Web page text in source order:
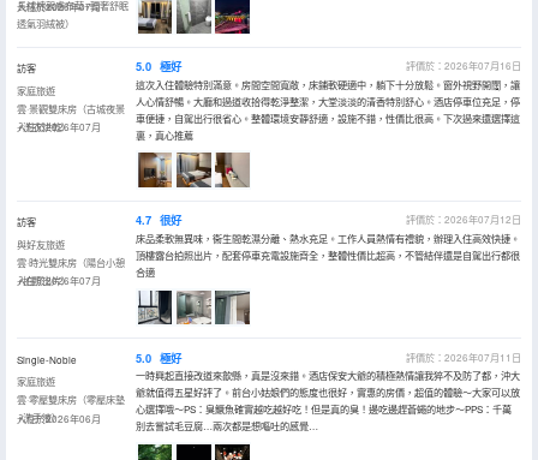
長絨棉親膚布草+輕奢舒眠
透氣羽絨被）
入住於2026年07月
訪客
家庭旅遊
雲·景觀雙床房（古城夜景
+洗衣烘乾）
入住於2026年07月
5.0 極好
評價於：2026年07月16日
這次入住體驗特別滿意。房間空間寬敞，床鋪軟硬適中，躺下十分放鬆。窗外視野開闊，讓
人心情舒暢。大廳和過道收拾得乾淨整潔，大堂淡淡的清香特別舒心。酒店停車位充足，停
車便捷，自駕出行很省心。整體環境安靜舒適，設施不錯，性價比很高。下次過來還選擇這
裏，真心推薦
訪客
與好友旅遊
雲·時光雙床房（陽台小憩
+拍照出片）
入住於2026年07月
4.7 很好
評價於：2026年07月12日
床品柔軟無異味，衞生間乾濕分離、熱水充足。工作人員熱情有禮貌，辦理入住高效快捷。
頂樓露台拍照出片，配套停車充電設施齊全，整體性價比超高，不管結伴還是自駕出行都很
合適
Single-Noble
家庭旅遊
雲·零壓雙床房（零壓床墊
+洗手液）
入住於2026年06月
5.0 極好
評價於：2026年07月11日
一時興起直接改道來歙縣，真是沒來錯。酒店保安大爺的積極熱情讓我猝不及防了都，沖大
爺就值得五星好評了。前台小姑娘們的態度也很好，實惠的房價，超值的體驗～大家可以放
心選擇哦～PS：臭鱖魚確實越吃越好吃！但是真的臭！邊吃邊趕蒼蠅的地步～PPS：千萬
別去嘗試毛豆腐…兩次都是想嘔吐的感覺…